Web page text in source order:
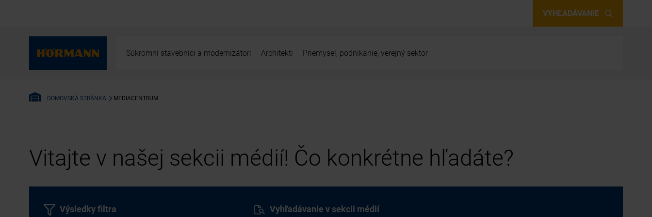
VYHĽADÁVANIE
Súkromní stavebníci a modernizátori Architekti Priemysel, podnikanie, verejný sektor
DOMOVSKÁ STRÁNKA MEDIACENTRUM
Vitajte v našej sekcii médií! Čo konkrétne hľadáte?
Vyhľadávanie v sekcii médií
Výsledky filtra